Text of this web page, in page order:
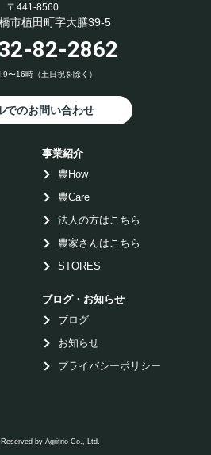
〒441-8560
市植田町字大膳39-5
82-2862
〜16時（土日祝を除く）
でのお問い合わせ
事業紹介
農How
農Care
法人の方はこちら
農家さんはこちら
STORES
ブログ・お知らせ
ブログ
お知らせ
プライバシーポリシー
by Agritrio Co., Ltd.